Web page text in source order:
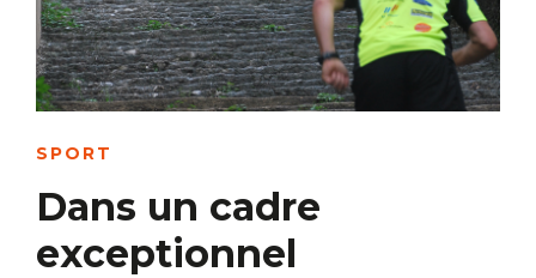
SPORT
Dans un cadre
exceptionnel